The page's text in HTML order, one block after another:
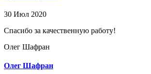
30 Июл 2020
Спасибо за качественную работу!
Олег Шафран
Олег Шафран